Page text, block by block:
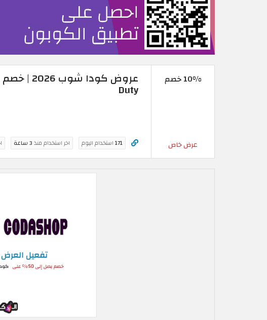
10% خصم
عرض خاص
Duty
171استخدام اليوم اخر استخدام منذ3 ساعة